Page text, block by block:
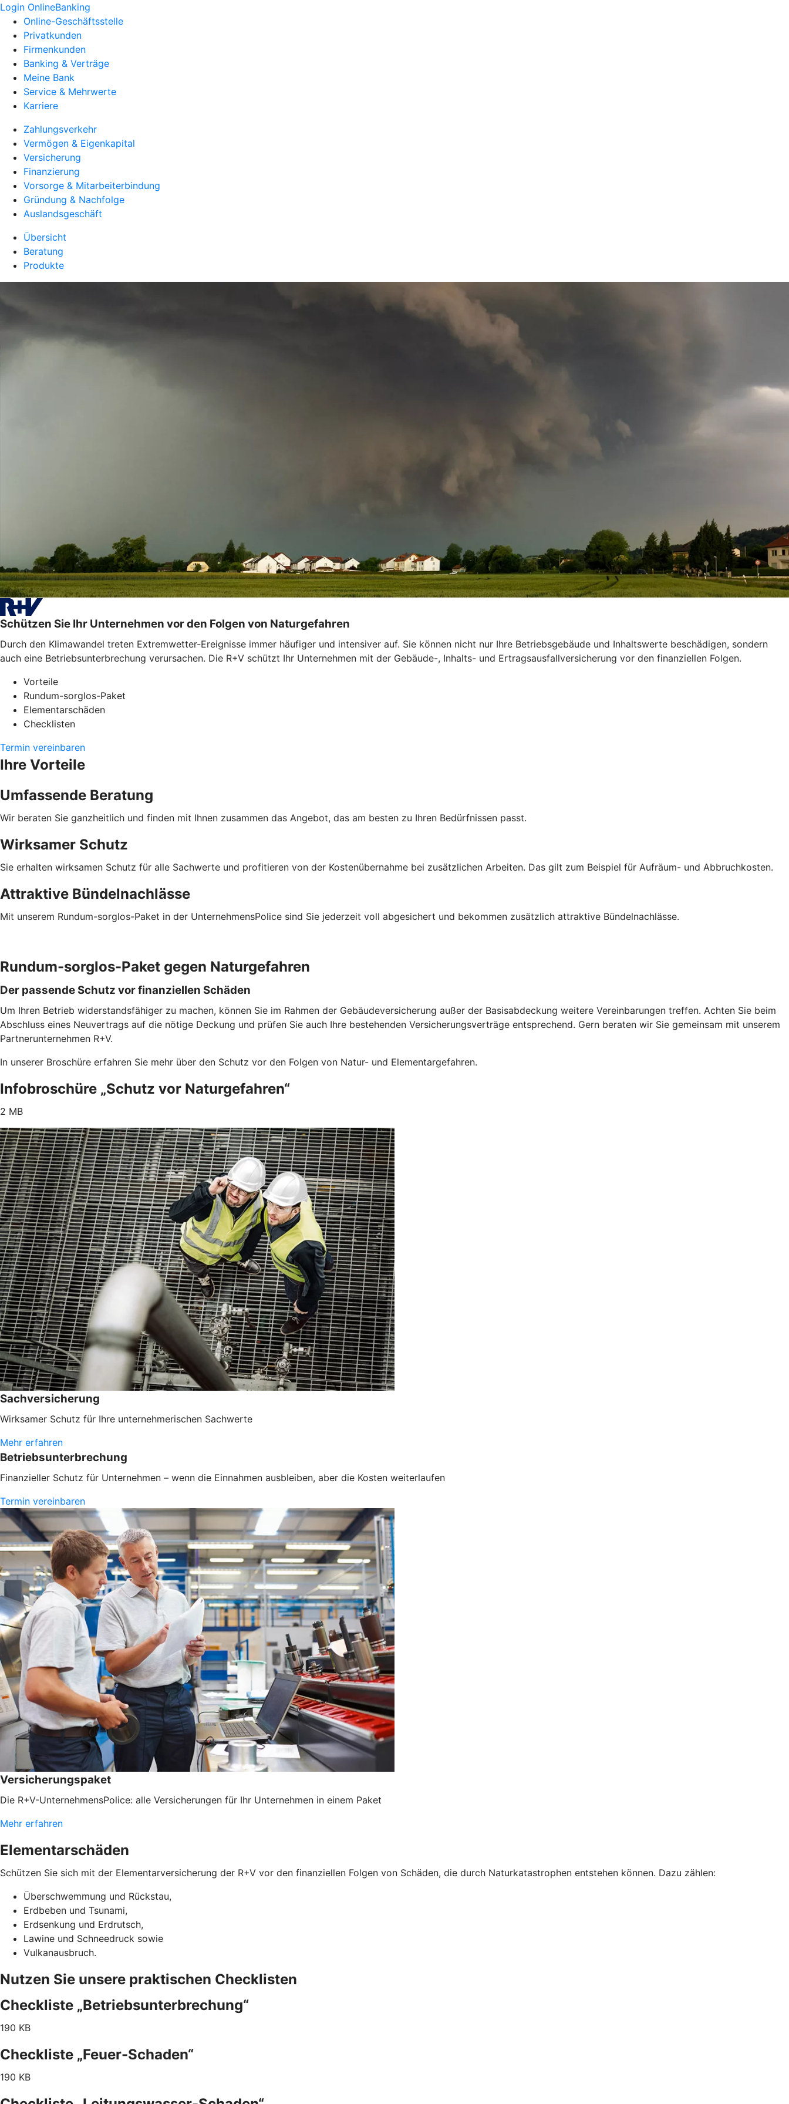
Login OnlineBanking
Online-Geschäftsstelle
Privatkunden
Firmenkunden
Banking & Verträge
Meine Bank
Service & Mehrwerte
Karriere
Zahlungsverkehr
Vermögen & Eigenkapital
Versicherung
Finanzierung
Vorsorge & Mitarbeiterbindung
Gründung & Nachfolge
Auslandsgeschäft
Übersicht
Beratung
Produkte
Schützen Sie Ihr Unternehmen vor den Folgen von Naturgefahren
Durch den Klimawandel treten Extremwetter-Ereignisse immer häufiger und intensiver auf. Sie können nicht nur Ihre Betriebsgebäude und Inhaltswerte beschädigen, sondern
auch eine Betriebsunterbrechung verursachen. Die R+V schützt Ihr Unternehmen mit der Gebäude-, Inhalts- und Ertragsausfallversicherung vor den finanziellen Folgen.
Vorteile
Rundum-sorglos-Paket
Elementarschäden
Checklisten
Termin vereinbaren
Ihre Vorteile
Umfassende Beratung
Wir beraten Sie ganzheitlich und finden mit Ihnen zusammen das Angebot, das am besten zu Ihren Bedürfnissen passt.
Wirksamer Schutz
Sie erhalten wirksamen Schutz für alle Sachwerte und profitieren von der Kostenübernahme bei zusätzlichen Arbeiten. Das gilt zum Beispiel für Aufräum- und Abbruchkosten.
Attraktive Bündelnachlässe
Mit unserem Rundum-sorglos-Paket in der UnternehmensPolice sind Sie jederzeit voll abgesichert und bekommen zusätzlich attraktive Bündelnachlässe.
Rundum-sorglos-Paket gegen Naturgefahren
Der passende Schutz vor finanziellen Schäden
Um Ihren Betrieb widerstandsfähiger zu machen, können Sie im Rahmen der Gebäudeversicherung außer der Basisabdeckung weitere Vereinbarungen treffen. Achten Sie beim
Abschluss eines Neuvertrags auf die nötige Deckung und prüfen Sie auch Ihre bestehenden Versicherungsverträge entsprechend. Gern beraten wir Sie gemeinsam mit unserem
Partnerunternehmen R+V.
In unserer Broschüre erfahren Sie mehr über den Schutz vor den Folgen von Natur- und Elementargefahren.
Infobroschüre „Schutz vor Naturgefahren“
2 MB
Sachversicherung
Wirksamer Schutz für Ihre unternehmerischen Sachwerte
Mehr erfahren
Betriebsunterbrechung
Finanzieller Schutz für Unternehmen – wenn die Einnahmen ausbleiben, aber die Kosten weiterlaufen
Termin vereinbaren
Versicherungspaket
Die R+V-UnternehmensPolice: alle Versicherungen für Ihr Unternehmen in einem Paket
Mehr erfahren
Elementarschäden
Schützen Sie sich mit der Elementarversicherung der R+V vor den finanziellen Folgen von Schäden, die durch Naturkatastrophen entstehen können. Dazu zählen:
Überschwemmung und Rückstau,
Erdbeben und Tsunami,
Erdsenkung und Erdrutsch,
Lawine und Schneedruck sowie
Vulkanausbruch.
Nutzen Sie unsere praktischen Checklisten
Checkliste „Betriebsunterbrechung“
190 KB
Checkliste „Feuer-Schaden“
190 KB